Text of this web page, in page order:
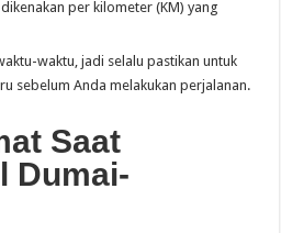
per kilometer (KM) yang
waktu, jadi selalu pastikan untuk
sebelum Anda melakukan perjalanan.
Saat
Dumai-